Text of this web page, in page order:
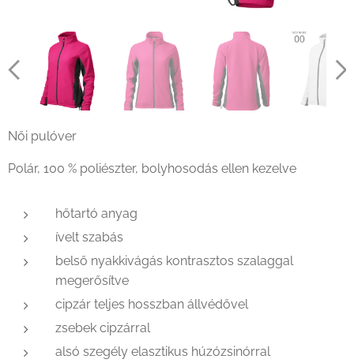
Női pulóver
Polár, 100 % poliészter, bolyhosodás ellen kezelve
hőtartó anyag
ívelt szabás
belső nyakkivágás kontrasztos szalaggal
megerősítve
cipzár teljes hosszban állvédővel
zsebek cipzárral
alsó szegély elasztikus húzózsinórral